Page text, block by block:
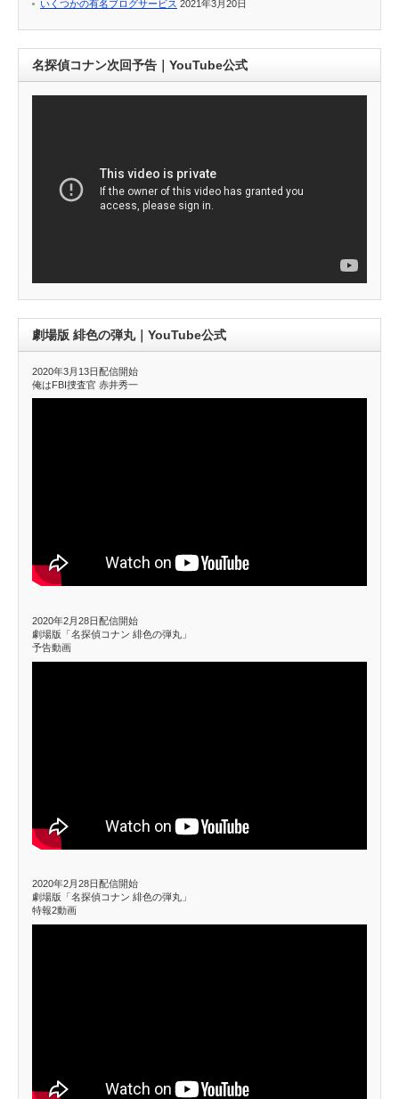
いくつかの有名ブログサービス 2021年3月20日
名探偵コナン次回予告｜YouTube公式
劇場版 緋色の弾丸｜YouTube公式
2020年3月13日配信開始
俺はFBI捜査官 赤井秀一
2020年2月28日配信開始
劇場版「名探偵コナン 緋色の弾丸」
予告動画
2020年2月28日配信開始
劇場版「名探偵コナン 緋色の弾丸」
特報2動画